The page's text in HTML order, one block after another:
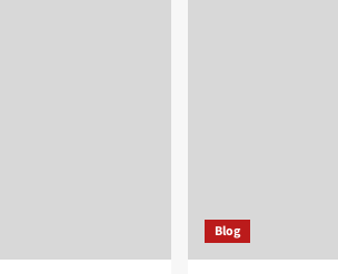
Blog